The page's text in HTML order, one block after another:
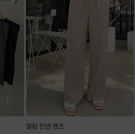
찰랑 린넨 팬츠